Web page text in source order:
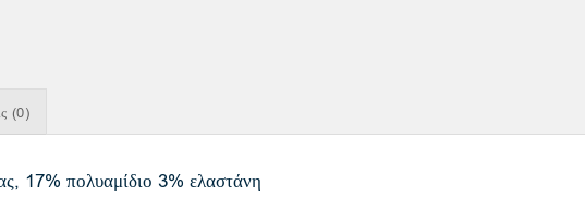
(0)
17% πολυαμίδιο 3% ελαστάνη